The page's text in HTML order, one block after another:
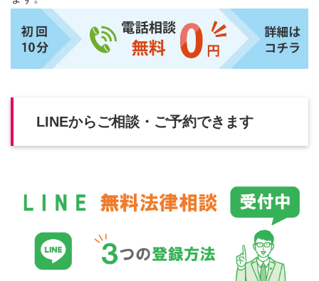
LINEからご相談・ご予約できます